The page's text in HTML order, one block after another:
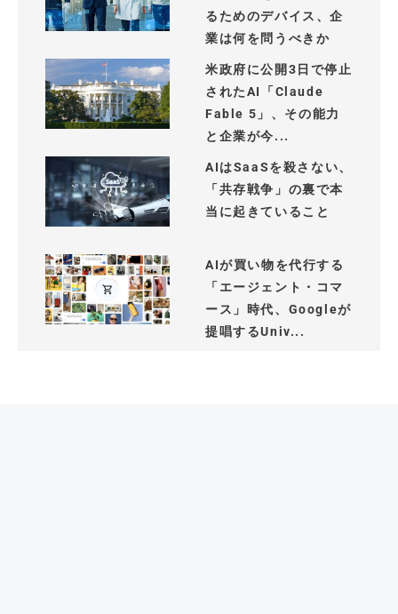
るためのデバイス、企
業は何を問うべきか
米政府に公開3日で停止
されたAI「Claude
Fable 5」、その能力
と企業が今...
AIはSaaSを殺さない、
「共存戦争」の裏で本
当に起きていること
AIが買い物を代行する
「エージェント・コマ
ース」時代、Googleが
提唱するUniv...